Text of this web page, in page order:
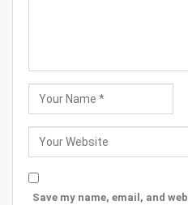
Save my name, email, and